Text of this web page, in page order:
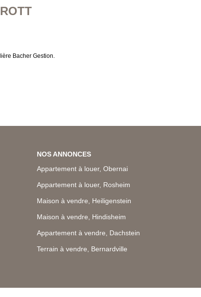
Bacher Gestion.
NOS ANNONCES
Appartement à louer, Obernai
Appartement à louer, Rosheim
Maison à vendre, Heiligenstein
Maison à vendre, Hindisheim
Appartement à vendre, Dachstein
Terrain à vendre, Bernardville